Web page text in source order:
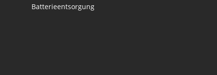
Batterieentsorgung